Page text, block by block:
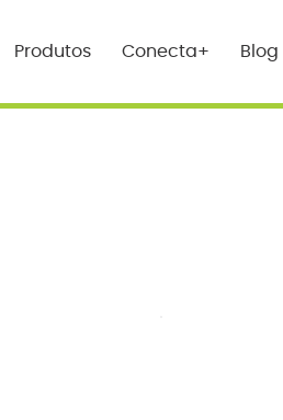
Produtos Conecta+ Blog